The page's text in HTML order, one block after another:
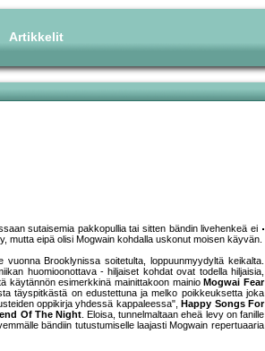
Artikkelit
sutaisemia pakkopullia tai sitten bändin livehenkeä ei
mutta eipä olisi Mogwain kohdalla uskonut moisen käyvän.
Brooklynissa soitetulta, loppuunmyydyltä keikalta.
huomioonottava - hiljaiset kohdat ovat todella hiljaisia,
käytännön esimerkkinä mainittakoon mainio Mogwai Fear
täyspitkästä on edustettuna ja melko poikkeuksetta joka
oppikirja yhdessä kappaleessa", Happy Songs For
Of The Night. Eloisa, tunnelmaltaan eheä levy on fanille
bändiin tutustumiselle laajasti Mogwain repertuaaria